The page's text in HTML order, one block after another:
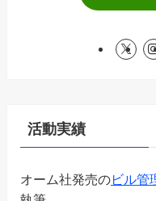
活動実績
オーム社発売のビル管